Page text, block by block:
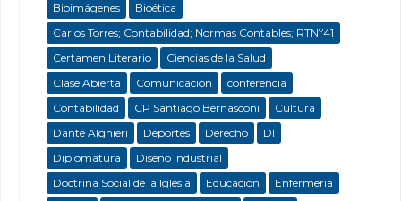
Bioimágenes
Bioética
Carlos Torres; Contabilidad; Normas Contables; RTNº41
Certamen Literario
Ciencias de la Salud
Clase Abierta
Comunicación
conferencia
Contabilidad
CP Santiago Bernasconi
Cultura
Dante Alghieri
Deportes Derecho
DI
Diplomatura
Diseño Industrial
Doctrina Social de la Iglesia
Educación
Enfermeria